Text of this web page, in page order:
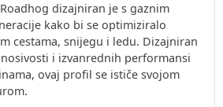
dizajniran je s gaznim
kako bi se optimiziralo
cestama, snijegu i ledu. Dizajniran
i izvanrednih performansi
ovaj profil se ističe svojom